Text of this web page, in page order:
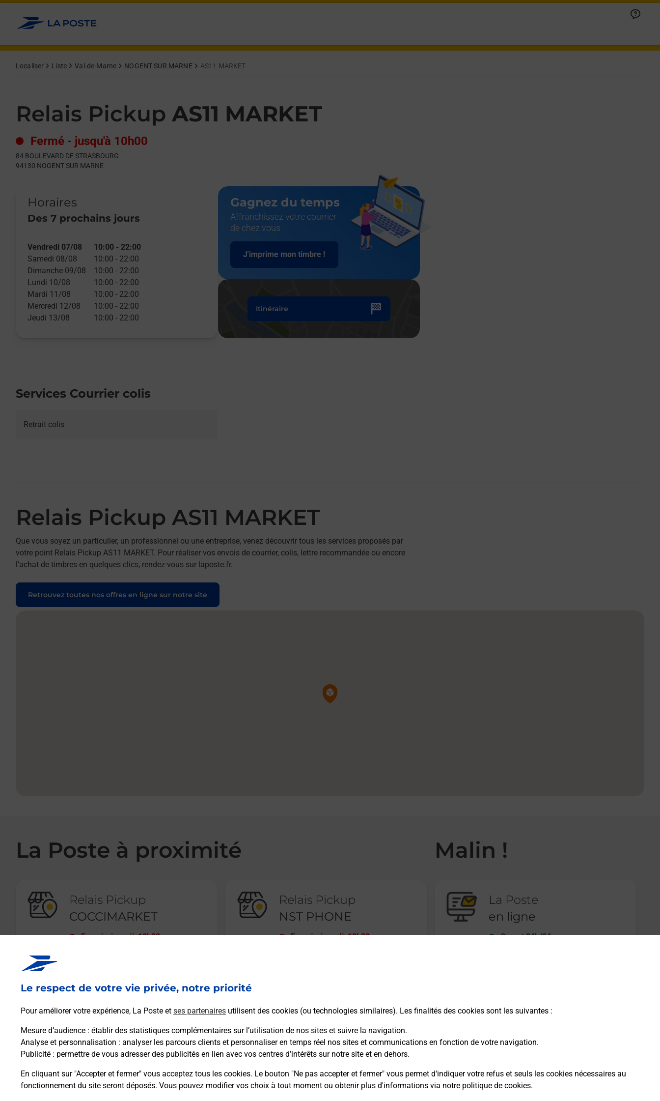
Le respect de votre vie privée, notre priorité
Pour améliorer votre expérience, La Poste et ses partenaires utilisent des cookies (ou technologies similaires). Les finalités des cookies sont les suivantes :
Mesure d’audience : établir des statistiques complémentaires sur l’utilisation de nos sites et suivre la navigation.
Analyse et personnalisation : analyser les parcours clients et personnaliser en temps réel nos sites et communications en fonction de votre navigation.
Publicité : permettre de vous adresser des publicités en lien avec vos centres d’intérêts sur notre site et en dehors.
En cliquant sur "Accepter et fermer" vous acceptez tous les cookies. Le bouton "Ne pas accepter et fermer" vous permet d'indiquer votre refus et seuls les cookies nécessaires au
fonctionnement du site seront déposés. Vous pouvez modifier vos choix à tout moment ou obtenir plus d'informations via notre politique de cookies.
Allez au contenu
Localiser Liste Val-de-Marne NOGENT SUR MARNE AS11 MARKET
Relais Pickup AS11 MARKET
Fermé - jusqu'à 10h00
84 BOULEVARD DE STRASBOURG
94130 NOGENT SUR MARNE
Horaires
Des 7 prochains jours
Day of the WeekHours
Vendredi 07/08 10:00 - 22:00
Samedi 08/08
10:00 - 22:00
Dimanche 09/08
10:00 - 22:00
Lundi 10/08
10:00 - 22:00
Mardi 11/08
10:00 - 22:00
Mercredi 12/08
10:00 - 22:00
Jeudi 13/08
10:00 - 22:00
Gagnez du temps
Affranchissez votre courrier
de chez vous
J'imprime mon timbre !
Itinéraire
Services Courrier colis
Retrait colis
Relais Pickup AS11 MARKET
Que vous soyez un particulier, un professionnel ou une entreprise, venez découvrir tous les services proposés par
votre point Relais Pickup AS11 MARKET. Pour réaliser vos envois de courrier, colis, lettre recommandée ou encore
l'achat de timbres en quelques clics, rendez-vous sur laposte.fr.
Retrouvez toutes nos offres en ligne sur notre site
Pin de la carte
Get directions to Relais Pickup at 84 BOULEVARD DE STRASBOURG NOGENT SUR MARNE,
lien s'ouvre dans un nouvel onglet
La Poste à proximité
Relais Pickup
COCCIMARKET
Fermé-jusqu'à 10h00
En savoir plus
Relais Pickup
NST PHONE
Fermé-jusqu'à 10h30
Malin !
La Poste
en ligne
Ouvert 24h/24